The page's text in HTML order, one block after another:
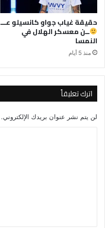
حقيقة غياب جواو كانسيلو عـــ
ــن معسكر الهلال في
النمسا
منذ 5 أيام
اترك تعليقاً
لن يتم نشر عنوان بريدك الإلكتروني.